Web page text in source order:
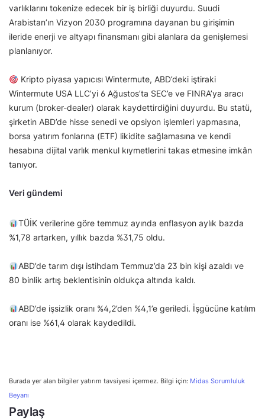
varlıklarını tokenize edecek bir iş birliği duyurdu. Suudi
Arabistan’ın Vizyon 2030 programına dayanan bu girişimin
ileride enerji ve altyapı finansmanı gibi alanlara da genişlemesi
planlanıyor.
Kripto piyasa yapıcısı Wintermute, ABD’deki iştiraki
Wintermute USA LLC’yi 6 Ağustos’ta SEC’e ve FINRA’ya aracı
kurum (broker-dealer) olarak kaydettirdiğini duyurdu. Bu statü,
şirketin ABD’de hisse senedi ve opsiyon işlemleri yapmasına,
borsa yatırım fonlarına (ETF) likidite sağlamasına ve kendi
hesabına dijital varlık menkul kıymetlerini takas etmesine imkân
tanıyor.
Veri gündemi
TÜİK verilerine göre temmuz ayında enflasyon aylık bazda
%1,78 artarken, yıllık bazda %31,75 oldu.
ABD’de tarım dışı istihdam Temmuz’da 23 bin kişi azaldı ve
80 binlik artış beklentisinin oldukça altında kaldı.
ABD’de işsizlik oranı %4,2’den %4,1’e geriledi. İşgücüne katılım
oranı ise %61,4 olarak kaydedildi.
Burada yer alan bilgiler yatırım tavsiyesi içermez. Bilgi için: Midas Sorumluluk
Beyanı
Paylaş